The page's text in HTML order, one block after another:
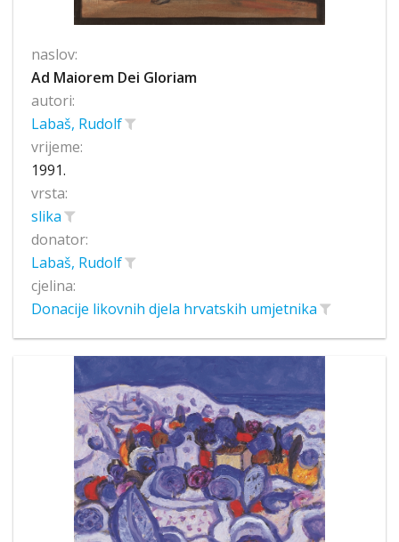
naslov:
Ad Maiorem Dei Gloriam
autori:
Labaš, Rudolf
vrijeme:
1991.
vrsta:
slika
donator:
Labaš, Rudolf
cjelina:
Donacije likovnih djela hrvatskih umjetnika